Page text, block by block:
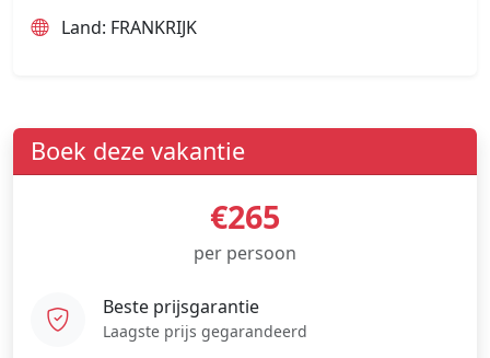
Land: FRANKRIJK
Boek deze vakantie
€265
per persoon
Beste prijsgarantie
Laagste prijs gegarandeerd